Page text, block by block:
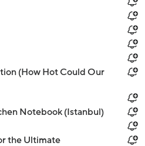
(How Hot Could Our
Notebook (Istanbul)
the Ultimate